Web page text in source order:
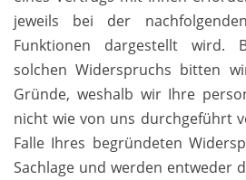
jeweils bei der
Funktionen dargestellt wird.
solchen Widerspruchs bitten
Gründe, weshalb wir Ihre
nicht wie von uns durchgeführt
Falle Ihres begründeten
Sachlage und werden entweder